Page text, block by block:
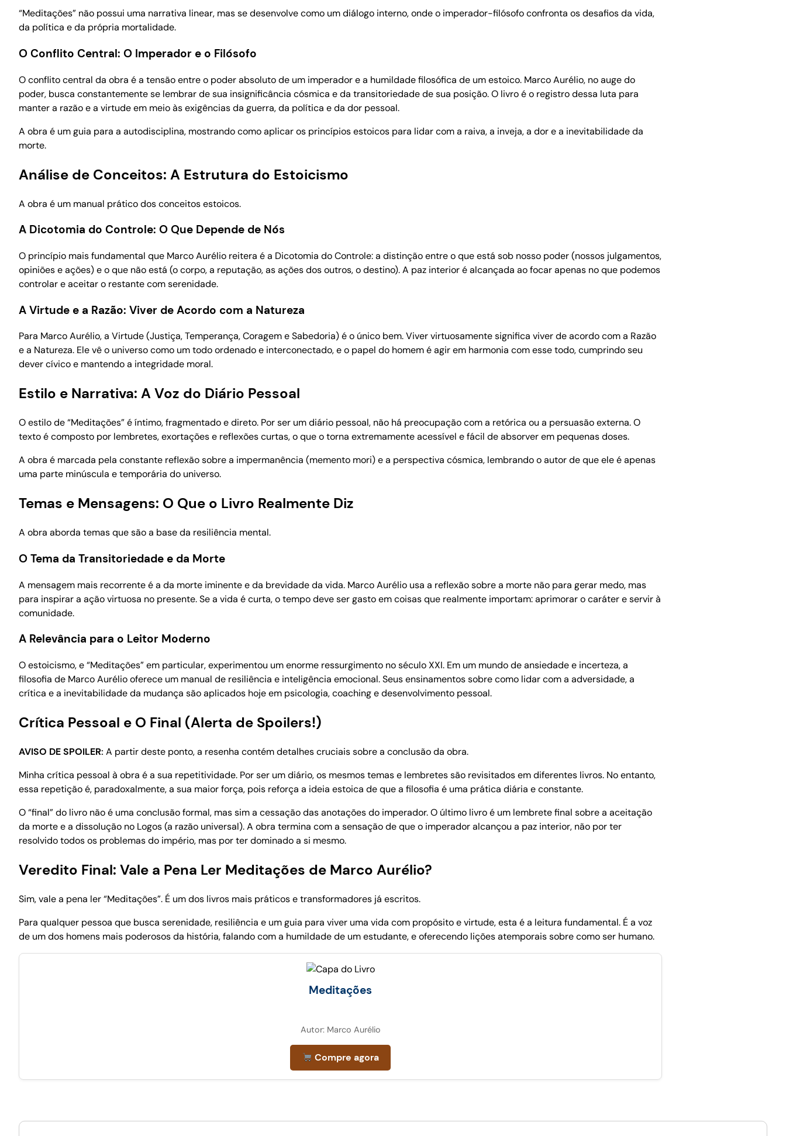
“Meditações” não possui uma narrativa linear, mas se desenvolve como um diálogo interno, onde o imperador-filósofo confronta os desafios da vida,
da política e da própria mortalidade.
O Conflito Central: O Imperador e o Filósofo
O conflito central da obra é a tensão entre o poder absoluto de um imperador e a humildade filosófica de um estoico. Marco Aurélio, no auge do
poder, busca constantemente se lembrar de sua insignificância cósmica e da transitoriedade de sua posição. O livro é o registro dessa luta para
manter a razão e a virtude em meio às exigências da guerra, da política e da dor pessoal.
A obra é um guia para a autodisciplina, mostrando como aplicar os princípios estoicos para lidar com a raiva, a inveja, a dor e a inevitabilidade da
morte.
Análise de Conceitos: A Estrutura do Estoicismo
A obra é um manual prático dos conceitos estoicos.
A Dicotomia do Controle: O Que Depende de Nós
O princípio mais fundamental que Marco Aurélio reitera é a Dicotomia do Controle: a distinção entre o que está sob nosso poder (nossos julgamentos,
opiniões e ações) e o que não está (o corpo, a reputação, as ações dos outros, o destino). A paz interior é alcançada ao focar apenas no que podemos
controlar e aceitar o restante com serenidade.
A Virtude e a Razão: Viver de Acordo com a Natureza
Para Marco Aurélio, a Virtude (Justiça, Temperança, Coragem e Sabedoria) é o único bem. Viver virtuosamente significa viver de acordo com a Razão
e a Natureza. Ele vê o universo como um todo ordenado e interconectado, e o papel do homem é agir em harmonia com esse todo, cumprindo seu
dever cívico e mantendo a integridade moral.
Estilo e Narrativa: A Voz do Diário Pessoal
O estilo de “Meditações” é íntimo, fragmentado e direto. Por ser um diário pessoal, não há preocupação com a retórica ou a persuasão externa. O
texto é composto por lembretes, exortações e reflexões curtas, o que o torna extremamente acessível e fácil de absorver em pequenas doses.
A obra é marcada pela constante reflexão sobre a impermanência (memento mori) e a perspectiva cósmica, lembrando o autor de que ele é apenas
uma parte minúscula e temporária do universo.
Temas e Mensagens: O Que o Livro Realmente Diz
A obra aborda temas que são a base da resiliência mental.
O Tema da Transitoriedade e da Morte
A mensagem mais recorrente é a da morte iminente e da brevidade da vida. Marco Aurélio usa a reflexão sobre a morte não para gerar medo, mas
para inspirar a ação virtuosa no presente. Se a vida é curta, o tempo deve ser gasto em coisas que realmente importam: aprimorar o caráter e servir à
comunidade.
A Relevância para o Leitor Moderno
O estoicismo, e “Meditações” em particular, experimentou um enorme ressurgimento no século XXI. Em um mundo de ansiedade e incerteza, a
filosofia de Marco Aurélio oferece um manual de resiliência e inteligência emocional. Seus ensinamentos sobre como lidar com a adversidade, a
crítica e a inevitabilidade da mudança são aplicados hoje em psicologia, coaching e desenvolvimento pessoal.
Crítica Pessoal e O Final (Alerta de Spoilers!)
AVISO DE SPOILER: A partir deste ponto, a resenha contém detalhes cruciais sobre a conclusão da obra.
Minha crítica pessoal à obra é a sua repetitividade. Por ser um diário, os mesmos temas e lembretes são revisitados em diferentes livros. No entanto,
essa repetição é, paradoxalmente, a sua maior força, pois reforça a ideia estoica de que a filosofia é uma prática diária e constante.
O “final” do livro não é uma conclusão formal, mas sim a cessação das anotações do imperador. O último livro é um lembrete final sobre a aceitação
da morte e a dissolução no Logos (a razão universal). A obra termina com a sensação de que o imperador alcançou a paz interior, não por ter
resolvido todos os problemas do império, mas por ter dominado a si mesmo.
Veredito Final: Vale a Pena Ler Meditações de Marco Aurélio?
Sim, vale a pena ler “Meditações”. É um dos livros mais práticos e transformadores já escritos.
Para qualquer pessoa que busca serenidade, resiliência e um guia para viver uma vida com propósito e virtude, esta é a leitura fundamental. É a voz
de um dos homens mais poderosos da história, falando com a humildade de um estudante, e oferecendo lições atemporais sobre como ser humano.
Meditações
Autor: Marco Aurélio
Compre agora